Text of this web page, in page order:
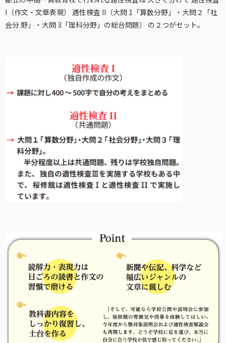
I（作文・文章表現） 適性検査 II（大問 1「算数分野」・大問２「社
会分 野」・大問 3「理科分野」の総合問題） の２つがセット。